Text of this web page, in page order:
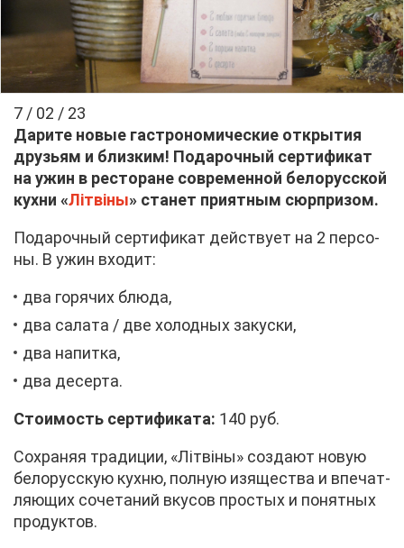
7 / 02 / 23
Да­ри­те но­вые га­стро­но­ми­че­ские от­кры­тия
дру­зьям и близ­ким! По­да­роч­ный сер­ти­фи­кат
на ужин в ре­сто­ране со­вре­мен­ной бе­ло­рус­ской
кух­ни «Літвіны» ста­нет при­ят­ным сюр­при­зом.
По­да­роч­ный сер­ти­фи­кат дей­ству­ет на 2 пер­со­
ны. В ужин вхо­дит:
два го­ря­чих блю­да,
два са­ла­та / две хо­лод­ных за­кус­ки,
два на­пит­ка,
два де­сер­та.
Сто­и­мость сер­ти­фи­ка­та: 140 руб.
Со­хра­няя тра­ди­ции, «Лiтвi­ны» со­зда­ют но­вую
бе­ло­рус­скую кух­ню, пол­ную изя­ще­ства и впе­чат­
ля­ю­щих со­че­та­ний вку­сов про­стых и по­нят­ных
про­дук­тов.